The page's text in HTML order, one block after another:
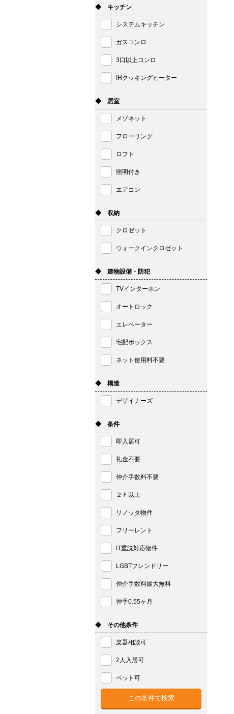
◆ キッチン
システムキッチン
ガスコンロ
3口以上コンロ
IHクッキングヒーター
◆ 居室
メゾネット
フローリング
ロフト
照明付き
エアコン
◆ 収納
クロゼット
ウォークインクロゼット
◆ 建物設備・防犯
TVインターホン
オートロック
エレベーター
宅配ボックス
ネット使用料不要
◆ 構造
デザイナーズ
◆ 条件
即入居可
礼金不要
仲介手数料不要
２Ｆ以上
リノッタ物件
フリーレント
IT重説対応物件
LGBTフレンドリー
仲介手数料最大無料
仲手0.55ヶ月
◆ その他条件
楽器相談可
2人入居可
ペット可